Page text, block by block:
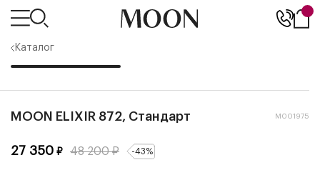
Каталог
MOON ELIXIR 872, Стандарт М001975
27 350 ₽ 48 200₽ -43%